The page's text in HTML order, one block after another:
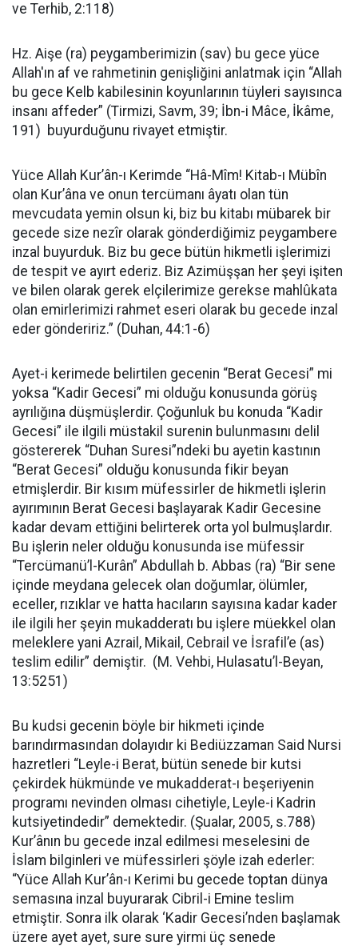
ve Terhib, 2:118)
Hz. Aişe (ra) peygamberimizin (sav) bu gece yüce
Allah'ın af ve rahmetinin genişliğini anlatmak için “Allah
bu gece Kelb kabilesinin koyunlarının tüyleri sayısınca
insanı affeder” (Tirmizi, Savm, 39; İbn-i Mâce, İkâme,
191) buyurduğunu rivayet etmiştir.
Yüce Allah Kur’ân-ı Kerimde “Hâ-Mîm! Kitab-ı Mübîn
olan Kur’âna ve onun tercümanı âyatı olan tün
mevcudata yemin olsun ki, biz bu kitabı mübarek bir
gecede size nezîr olarak gönderdiğimiz peygambere
inzal buyurduk. Biz bu gece bütün hikmetli işlerimizi
de tespit ve ayırt ederiz. Biz Azimüşşan her şeyi işiten
ve bilen olarak gerek elçilerimize gerekse mahlûkata
olan emirlerimizi rahmet eseri olarak bu gecede inzal
eder göndeririz.” (Duhan, 44:1-6)
Ayet-i kerimede belirtilen gecenin “Berat Gecesi” mi
yoksa “Kadir Gecesi” mi olduğu konusunda görüş
ayrılığına düşmüşlerdir. Çoğunluk bu konuda “Kadir
Gecesi” ile ilgili müstakil surenin bulunmasını delil
göstererek “Duhan Suresi”ndeki bu ayetin kastının
“Berat Gecesi” olduğu konusunda fikir beyan
etmişlerdir. Bir kısım müfessirler de hikmetli işlerin
ayırımının Berat Gecesi başlayarak Kadir Gecesine
kadar devam ettiğini belirterek orta yol bulmuşlardır.
Bu işlerin neler olduğu konusunda ise müfessir
“Tercümanü’l-Kurân” Abdullah b. Abbas (ra) “Bir sene
içinde meydana gelecek olan doğumlar, ölümler,
eceller, rızıklar ve hatta hacıların sayısına kadar kader
ile ilgili her şeyin mukadderatı bu işlere müekkel olan
meleklere yani Azrail, Mikail, Cebrail ve İsrafil’e (as)
teslim edilir” demiştir. (M. Vehbi, Hulasatu’l-Beyan,
13:5251)
Bu kudsi gecenin böyle bir hikmeti içinde
barındırmasından dolayıdır ki Bediüzzaman Said Nursi
hazretleri “Leyle-i Berat, bütün senede bir kutsi
çekirdek hükmünde ve mukadderat-ı beşeriyenin
programı nevinden olması cihetiyle, Leyle-i Kadrin
kutsiyetindedir” demektedir. (Şualar, 2005, s.788)
Kur’ânın bu gecede inzal edilmesi meselesini de
İslam bilginleri ve müfessirleri şöyle izah ederler:
“Yüce Allah Kur’ân-ı Kerimi bu gecede toptan dünya
semasına inzal buyurarak Cibril-i Emine teslim
etmiştir. Sonra ilk olarak ‘Kadir Gecesi’nden başlamak
üzere ayet ayet, sure sure yirmi üç senede